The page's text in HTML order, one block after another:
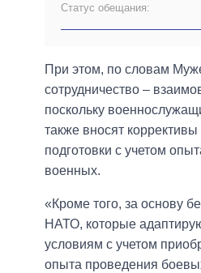
Статус обещания:
При этом, по словам
сотрудничество –
поскольку
также вносят
подготовки с учетом
военных.
«Кроме того, за основу
НАТО, которые
условиям с учетом
опыта проведения